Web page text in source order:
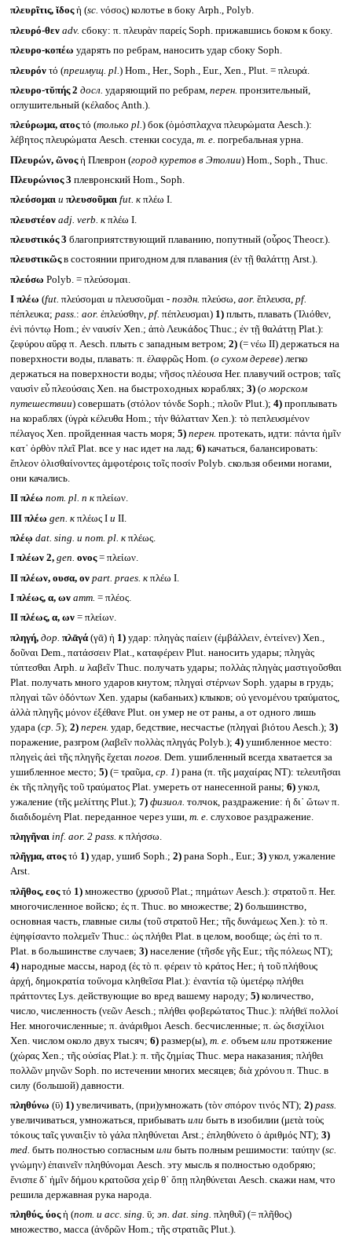
πλευρῖτις, ῐδοςἡ (sc. νόσος) колотье в боку Arph., Polyb.
πλευρό-θεν adv. сбоку: π. πλευρὰν παρείς Soph. прижавшись боком к боку.
πλευρο-κοπέω ударять по ребрам, наносить удар сбоку Soph.
πλευρόν τό (преимущ. pl. ) Hom., Her., Soph., Eur., Xen., Plut. = πλευρά.
πλευρο-τῠπής 2 досл. ударяющий по ребрам, перен. пронзительный,
оглушительный (κέλαδος Anth.).
πλεύρωμα, ατοςτό (только pl.) бок (ὁμόσπλαχνα πλευρώματα Aesch.):
λέβητος πλευρώματα Aesch. стенки сосуда, т. е. погребальная урна.
Πλευρών, ῶνοςἡ Плеврон (город куретов в Этолии) Hom., Soph., Thuc.
Πλευρώνιος 3 плевронский Hom., Soph.
πλεύσομαι и πλευσοῦμαι fut. кπλέω I.
πλευστέον adj. verb. кπλέω I.
πλευστικός 3 благоприятствующий плаванию, попутный (οὖρος Theocr.).
πλευστικῶςв состоянии пригодном для плавания (ἐν τῇ θαλάττῃ Arst.).
πλεύσω Polyb. = πλεύσομαι.
I πλέω (fut. πλεύσομαι и πλευσοῦμαι - поздн. πλεύσω, aor. ἔπλευσα, pf.
πέπλευκα; pass.: aor. ἐπλεύσθην, pf. πέπλευσμαι) 1)плыть, плавать (Ἰλιόθεν,
ἐνὶ πόντῳ Hom.; ἐν ναυσίν Xen.; ἀπὸ Λευκάδος Thuc.; ἐν τῇ θαλάττῃ Plat.):
ζεφύρου αὔρᾳ π. Aesch. плыть с западным ветром; 2)(= νέω II) держаться на
поверхности воды, плавать: π. ἐλαφρῶς Hom. (о сухом дереве) легко
держаться на поверхности воды; νῆσος πλέουσα Her. плавучий остров; ταῖς
ναυσὶν εὖ πλεούσαις Xen. на быстроходных кораблях; 3)(о морском
путешествии) совершать (στόλον τόνδε Soph.; πλοῦν Plut.); 4)проплывать
на кораблях (ὑγρὰ κέλευθα Hom.; τὴν θάλατταν Xen.): τὸ πεπλευσμένον
πέλαγος Xen. пройденная часть моря; 5) перен. протекать, идти: πάντα ἡμῖν
κατ᾽ ὀρθὸν πλεῖ Plat. все у нас идет на лад; 6)качаться, балансировать:
ἔπλεον ὀλισθαίνοντες ἀμφοτέροις τοῖς ποσίν Polyb. скользя обеими ногами,
они качались.
II πλέω nom. pl. n кπλείων.
III πλέω gen. кπλέως I и II.
πλέῳ dat. sing. и nom. pl. кπλέως.
I πλέων 2, gen. ονος= πλείων.
II πλέων, ουσα, ον part. praes. кπλέω I.
I πλέως, α, ων атт. = πλέος.
II πλέως, α, ων= πλείων.
πληγή, дор. πλᾱγά(γᾱ) ἡ 1)удар: πληγὰς παίειν (ἐμβάλλειν, ἐντείνεν) Xen.,
δοῦναι Dem., πατάσσειν Plat., καταφέρειν Plut. наносить удары; πληγὰς
τύπτεσθαι Arph. и λαβεῖν Thuc. получать удары; πολλὰς πληγὰς μαστιγοῦσθαι
Plat. получать много ударов кнутом; πληγαὶ στέρνων Soph. удары в грудь;
πληγαὶ τῶν ὀδόντων Xen. удары (кабаньих) клыков; οὐ γενομένου τραύματος,
ἀλλὰ πληγῆς μόνον ἐξέθανε Plut. он умер не от раны, а от одного лишь
удара (ср. 5); 2) перен. удар, бедствие, несчастье (πληγαὶ βιότου Aesch.); 3)
поражение, разгром (λαβεῖν πολλὰς πληγάς Polyb.); 4)ушибленное место:
πληγεὶς ἀεὶ τῆς πληγῆς ἔχεται погов. Dem. ушибленный всегда хватается за
ушибленное место; 5)(= τραῦμα, ср. 1) рана (π. τῆς μαχαίρας NT): τελευτῆσαι
ἐκ τῆς πληγῆς τοῦ τραύματος Plat. умереть от нанесенной раны; 6)укол,
ужаление (τῆς μελίττης Plut.); 7) физиол. толчок, раздражение: ἡ δι᾽ ὤτων π.
διαδιδομένη Plat. переданное через уши, т. е. слуховое раздражение.
πληγῆναι inf. aor. 2 pass. кπλήσσω.
πλῆγμα, ατοςτό 1)удар, ушиб Soph.; 2)рана Soph., Eur.; 3)укол, ужаление
Arst.
πλῆθος, εοςτό 1)множество (χρυσοῦ Plat.; πημάτων Aesch.): στρατοῦ π. Her.
многочисленное войско; ἐς π. Thuc. во множестве; 2)большинство,
основная часть, главные силы (τοῦ στρατοῦ Her.; τῆς δυνάμεως Xen.): τὸ π.
ἐψηφίσαντο πολεμεῖν Thuc.: ὡς πλήθει Plat. в целом, вообще; ὡς ἐπὶ το π.
Plat. в большинстве случаев; 3)население (τῆσδε γῆς Eur.; τῆς πόλεως NT);
4)народные массы, народ (ἐς τὸ π. φέρειν τὸ κράτος Her.; ἡ τοῦ πλήθους
ἀρχή, δημοκρατία τοὔνομα κληθεῖσα Plat.): ἐναντία τῷ ὑμετέρῳ πλήθει
πράττοντες Lys. действующие во вред вашему народу; 5)количество,
число, численность (νεῶν Aesch.; πλήθει φοβερώτατος Thuc.): πλήθεϊ πολλοί
Her. многочисленные; π. ἀνάριθμοι Aesch. бесчисленные; π. ὡς δισχίλιοι
Xen. числом около двух тысяч; 6)размер(ы), т. е. объем или протяжение
(χώρας Xen.; τῆς οὐσίας Plat.): π. τῆς ζημίας Thuc. мера наказания; πλήθει
πολλῶν μηνῶν Soph. по истечении многих месяцев; διὰ χρόνου π. Thuc. в
силу (большой) давности.
πληθύνω (ῡ) 1)увеличивать, (при)умножать (τὸν σπόρον τινός NT); 2) pass.
увеличиваться, умножаться, прибывать или быть в изобилии (μετὰ τοὺς
τόκους ταῖς γυναιξὶν τὸ γάλα πληθύνεται Arst.; ἐπληθύνετο ὁ ἀριθμός NT); 3)
med. быть полностью согласным или быть полным решимости: ταύτην (sc.
γνώμην) ἐπαινεῖν πληθύνομαι Aesch. эту мысль я полностью одобряю;
ἔνισπε δ᾽ ἡμῖν δήμου κρατοῦσα χεὶρ θ᾽ ὅπῃ πληθύνεται Aesch. скажи нам, что
решила державная рука народа.
πληθύς, ύοςἡ (nom. и acc. sing. ῡ; эп. dat. sing. πληθυῖ) (= πλῆθος)
множество, масса (ἀνδρῶν Hom.; τῆς στρατιᾶς Plut.).